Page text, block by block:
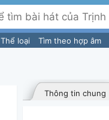
Thể loại Tìm theo hợp âm
Thông tin chung